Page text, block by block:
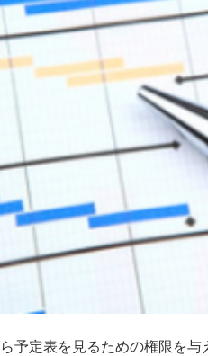
予定表を見るための権限を